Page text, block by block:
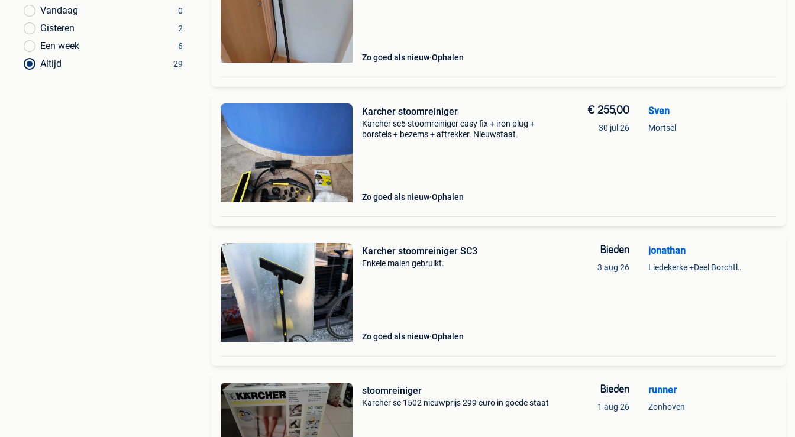
Vandaag
0
Gisteren 2
Een week 6
Altijd 29
Zo goed als nieuw Ophalen
Karcher stoomreiniger
Karcher sc5 stoomreiniger easy fix + iron plug +
borstels + bezems + aftrekker. Nieuwstaat.
Zo goed als nieuw Ophalen
€ 255,00
30 jul 26
Sven
Mortsel
Karcher stoomreiniger SC3
Enkele malen gebruikt.
Zo goed als nieuw Ophalen
Bieden
3 aug 26
jonathan
Liedekerke +Deel Borchtlombeek
stoomreiniger
Karcher sc 1502 nieuwprijs 299 euro in goede staat
Bieden
1 aug 26
runner
Zonhoven